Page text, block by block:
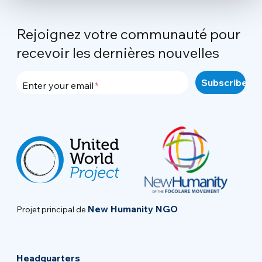
Rejoignez votre communauté pour
recevoir les dernières nouvelles
Enter your email
Projet principal de New Humanity NGO
Headquarters